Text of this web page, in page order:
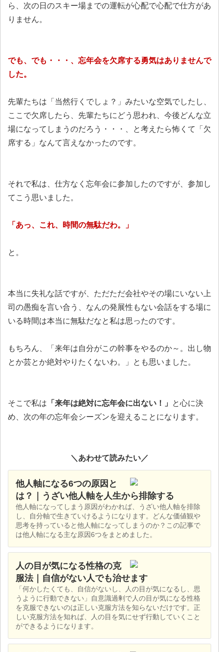
ら、次の日のスキー場までの運転が心配で心配で仕方があ
りません。
でも、でも・・・、忘年会を欠席する勇気はありませんで
した。
先輩たちは「当然行くでしょ？」みたいな空気でしたし、
ここで欠席したら、先輩たちにどう思われ、今後どんな立
場になってしまうのだろう・・・、と考えたら怖くて「欠
席する」なんて言えなかったのです。
それで私は、仕方なく忘年会に参加したのですが、参加し
てこう思いました。
「あっ、これ、時間の無駄だわ。」
と。
本当に失礼な話ですが、ただただ会社やその場にいない上
司の愚痴を言い合う、なんの発展性もない会話をする場に
いる時間は本当に無駄だなと私は思ったのです。
もちろん、「来年は自分がこの幹事をやるのか～。出し物
とか芸とか絶対やりたくないわ。」とも思いました。
そこで私は 「来年は絶対に忘年会に出ない！」
と心に決
め、次の年の忘年会シーズンを迎えることになります。
＼あわせて読みたい／
他人軸になる6つの原因と
は？｜うざい他人軸を人生から排除する
他人軸になってしまう原因がわかれば、うざい他人軸を排除
し、自分軸で生きていけるようになります。どんな価値観や
思考を持っていると他人軸になってしまうのか？この記事で
は他人軸になる主な原因6つをまとめました。
人の目が気になる性格の克
服法｜自信がない人でも治せます
「何かしたくても、自信がないし、人の目が気になるし、思
うように行動できない」自意識過剰で人の目が気になる性格
を克服できないのは正しい克服方法を知らないだけです。正
しい克服方法を知れば、人の目を気にせず行動していくこと
ができるようになります。